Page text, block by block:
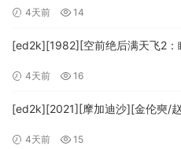
FRDS]
4天前 14
[ed2k][1982][空前绝后满天飞2：
[1080p.BluRay.x264.DTS-WiKi]
4天前 16
[ed2k][2021][摩加迪沙][金伦奭/
4天前 15